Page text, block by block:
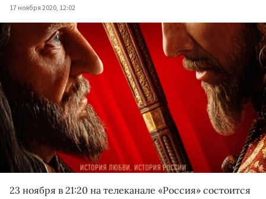
17 ноября 2020, 12:02
23 ноября в 21:20 на телеканале «Россия» состоится